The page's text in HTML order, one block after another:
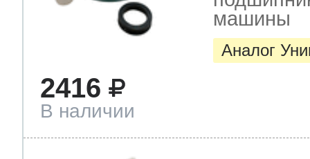
машины
Аналог
2416
В наличии